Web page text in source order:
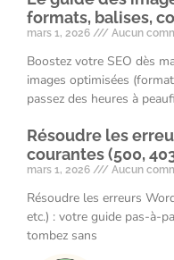
formats, balises,
mars 1, 2026 Aucun
Boostez votre SEO dès
images optimisées
passez des heures à
Résoudre les
courantes (500,
mars 1, 2026 Aucun
Résoudre les erreurs
etc.) : votre guide pas-à-
tombez sans